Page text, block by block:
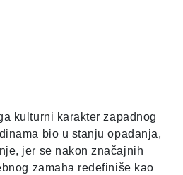
kulturni karakter zapadnog
bio u stanju opadanja,
jer se nakon značajnih
zamaha redefiniše kao